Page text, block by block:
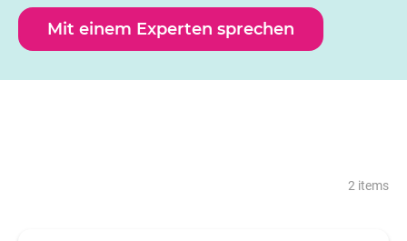
sichere Schnittstelle, sei es für unterschiedliche
Montagevarianten oder zur Gewährleistung der
Mit einem Experten sprechen
2 items